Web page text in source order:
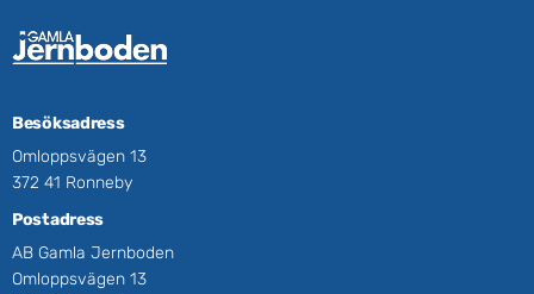
Besöksadress
Omloppsvägen 13
372 41 Ronneby
Postadress
AB Gamla Jernboden
Omloppsvägen 13